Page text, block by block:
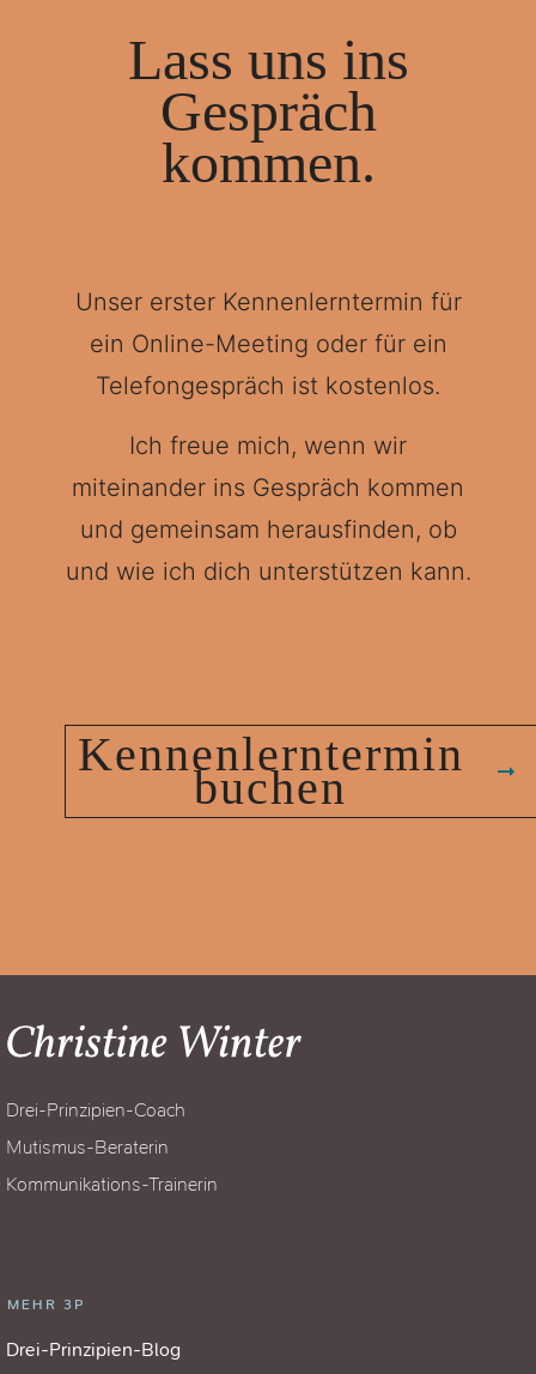
Lass uns ins
Gespräch
kommen.
Unser erster Kennenlerntermin für
ein Online-Meeting oder für ein
Telefongespräch ist kostenlos.
Ich freue mich, wenn wir
miteinander ins Gespräch kommen
und gemeinsam herausfinden, ob
und wie ich dich unterstützen kann.
Kennenlerntermin
buchen
Drei-Prinzipien-Coach
Mutismus-Beraterin
Kommunikations-Trainerin
MEHR 3P
Drei-Prinzipien-Blog